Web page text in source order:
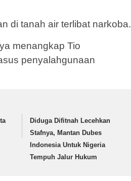
di tanah air terlibat narkoba.
menangkap Tio
penyalahgunaan
Diduga Difitnah Lecehkan
Stafnya, Mantan Dubes
Indonesia Untuk Nigeria
Tempuh Jalur Hukum